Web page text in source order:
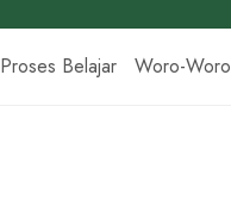
Proses Belajar Woro-Woro